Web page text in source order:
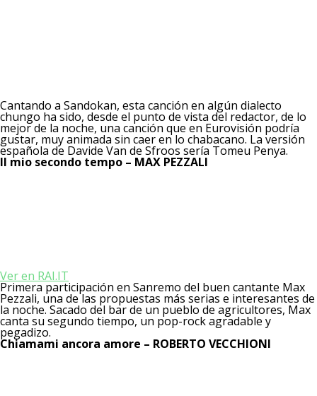
Cantando a Sandokan, esta canción en algún dialecto
chungo ha sido, desde el punto de vista del redactor, de lo
mejor de la noche, una canción que en Eurovisión podría
gustar, muy animada sin caer en lo chabacano. La versión
española de Davide Van de Sfroos sería Tomeu Penya.
Il mio secondo tempo – MAX PEZZALI
Ver en RAI.IT
Primera participación en Sanremo del buen cantante Max
Pezzali, una de las propuestas más serias e interesantes de
la noche. Sacado del bar de un pueblo de agricultores, Max
canta su segundo tiempo, un pop-rock agradable y
pegadizo.
Chiamami ancora amore – ROBERTO VECCHIONI